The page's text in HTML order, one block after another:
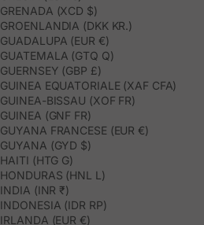
GRENADA (XCD $)
GROENLANDIA (DKK KR.)
GUADALUPA (EUR €)
GUATEMALA (GTQ Q)
GUERNSEY (GBP £)
GUINEA EQUATORIALE (XAF CFA)
GUINEA-BISSAU (XOF FR)
GUINEA (GNF FR)
GUYANA FRANCESE (EUR €)
GUYANA (GYD $)
HAITI (HTG G)
HONDURAS (HNL L)
INDIA (INR ₹)
INDONESIA (IDR RP)
IRLANDA (EUR €)